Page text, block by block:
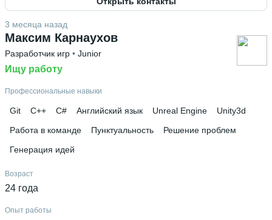
Высшее образование
РАНХиГС • Экономический факультет
месяцев
Дополнительное образование
Академия Яндекса Яндекс Практикум
Максим Карнаухов
3 месяца назад
Разработчик игр • Junior
Ищу работу
Профессиональные навыки
Git C++ C# Английский язык Unreal Engine
Unity3d
Работа в команде
Пунктуальность
Решение проблем
Генерация идей
Возраст
24 года
Опыт работы